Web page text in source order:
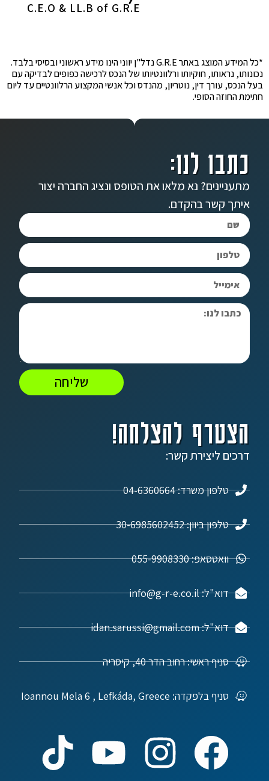
C.E.O & LL.B of G.R.E
*כל המידע המוצג באתר G.R.E נדל"ן יווני הינו מידע ראשוני ובסיסי בלבד.
נכונותו, נראותו, חוקיותו ורלוונטיותו של הנכס לרכישה כפופים לבדיקה עם
בעל הנכס, עורך דין, נוטריון, מהנדס וכל אנשי המקצוע הרלוונטיים עד ליום
חתימת החוזה הסופי.
הצטרף להצלחה!
דרכים ליצירת קשר:
טלפון משרד: 04-6360664
טלפון ביוון: 30-6985602452
וואטסאפ: 055-9908330
דוא"ל: info@g-r-e.co.il
דוא"ל: idan.sarussi@gmail.com
סניף ראשי: רחוב הדר 40, קיסריה
סניף בלפקדה: Ioannou Mela 6 , Lefkáda, Greece
כתבו לנו:
מתעניינים? נא מלאו את הטופס ונציג החברה יצור
איתך קשר בהקדם.
שליחה